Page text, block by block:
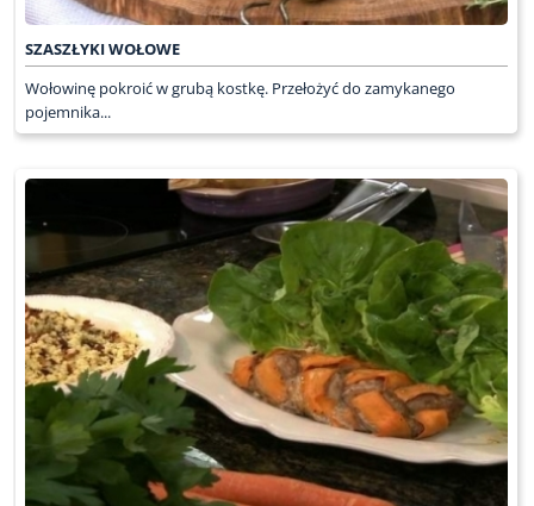
SZASZŁYKI WOŁOWE
Wołowinę pokroić w grubą kostkę. Przełożyć do zamykanego
pojemnika...